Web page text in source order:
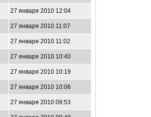
27 января 2010 12:04
27 января 2010 11:07
27 января 2010 11:02
27 января 2010 10:40
27 января 2010 10:19
27 января 2010 10:06
27 января 2010 09:53